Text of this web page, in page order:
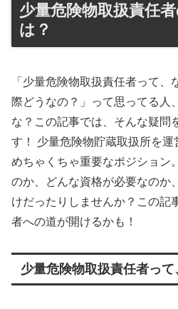
少量危険物取扱責任
は？
「少量危険物取扱責任者って
際どうなの？」って思ってる人
な？この記事では、そんな疑問
す！ 少量危険物貯蔵取扱所を運
めちゃくちゃ重要なポジション
のか、どんな資格が必要なのか
けだったりしませんか？この記
者への道が開けるかも！
少量危険物取扱責任者って